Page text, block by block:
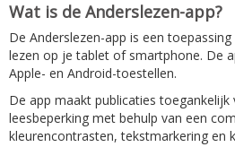
Wat is de Anderslezen-app?
De Anderslezen-app is een
lezen op je tablet of smartphone. De
Apple- en Android-toestellen.
De app maakt publicaties
leesbeperking met behulp van een
kleurencontrasten, tekstmarkering en